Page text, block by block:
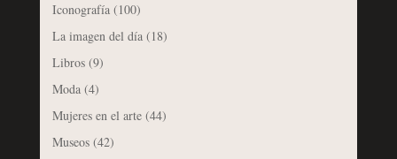
Iconografía(100)
La imagen del día(18)
Libros(9)
Moda(4)
Mujeres en el arte(44)
Museos(42)